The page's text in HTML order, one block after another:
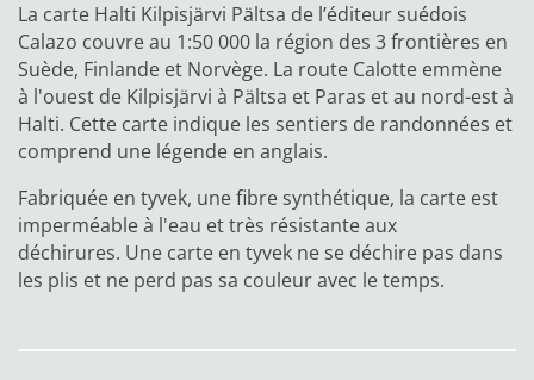
La carte Halti Kilpisjärvi Pältsa de l’éditeur suédois
Calazo couvre au 1:50 000 la région des 3 frontières en
Suède, Finlande et Norvège. La route Calotte emmène
à l'ouest de Kilpisjärvi à Pältsa et Paras et au nord-est à
Halti. Cette carte indique les sentiers de randonnées et
comprend une légende en anglais.
Fabriquée en tyvek, une fibre synthétique, la carte est
imperméable à l'eau et très résistante aux
déchirures. Une carte en tyvek ne se déchire pas dans
les plis et ne perd pas sa couleur avec le temps.